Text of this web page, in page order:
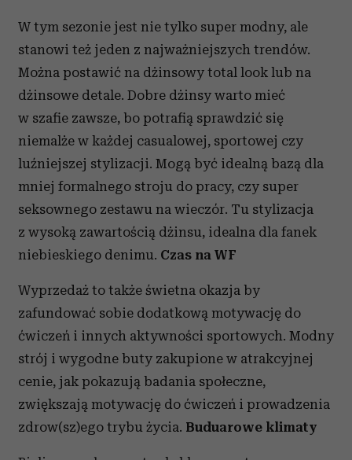
W tym sezonie jest nie tylko super modny, ale
stanowi też jeden z najważniejszych trendów.
Można postawić na dżinsowy total look lub na
dżinsowe detale. Dobre dżinsy warto mieć
w szafie zawsze, bo potrafią sprawdzić się
niemalże w każdej casualowej, sportowej czy
luźniejszej stylizacji. Mogą być idealną bazą dla
mniej formalnego stroju do pracy, czy super
seksownego zestawu na wieczór. Tu stylizacja
z wysoką zawartością dżinsu, idealna dla fanek
niebieskiego denimu. Czas na WF
Wyprzedaż to także świetna okazja by
zafundować sobie dodatkową motywację do
ćwiczeń i innych aktywności sportowych. Modny
strój i wygodne buty zakupione w atrakcyjnej
cenie, jak pokazują badania społeczne,
zwiększają motywację do ćwiczeń i prowadzenia
zdrow(sz)ego trybu życia. Buduarowe klimaty